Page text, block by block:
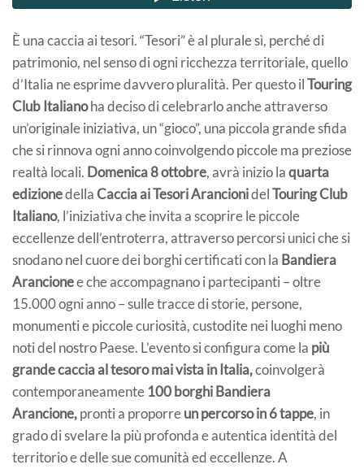
È una caccia ai tesori. “Tesori” è al plurale sì, perché di
patrimonio, nel senso di ogni ricchezza territoriale, quello
d’Italia ne esprime davvero pluralità. Per questo ilTouring
Club Italianoha deciso di celebrarlo anche attraverso
un’originale iniziativa, un “gioco”, una piccola grande sfida
che si rinnova ogni anno coinvolgendo piccole ma preziose
realtà locali. Domenica 8 ottobre, avrà inizio laquarta
edizionedellaCaccia ai Tesori ArancionidelTouring Club
Italiano, l’iniziativa che invita a scoprire le piccole
eccellenze dell’entroterra, attraverso percorsi unici che si
snodano nel cuore dei borghi certificati con la Bandiera
Arancionee che accompagnano i partecipanti – oltre
15.000 ogni anno – sulle tracce di storie, persone,
monumenti e piccole curiosità, custodite nei luoghi meno
noti del nostro Paese. L’evento si configura come la più
grande caccia al tesoromai vista in Italia,coinvolgerà
contemporaneamente 100 borghi Bandiera
Arancione,pronti a proporreun percorso in 6 tappe, in
grado di svelare la più profonda e autentica identità del
territorio e delle sue comunità ed eccellenze. A